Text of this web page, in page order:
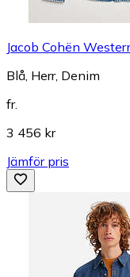
Jacob Cohën
Blå, Herr, Denim
fr.
3 456 kr
Jämför pris